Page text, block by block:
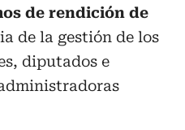
de rendición de
de la gestión de los
diputados e